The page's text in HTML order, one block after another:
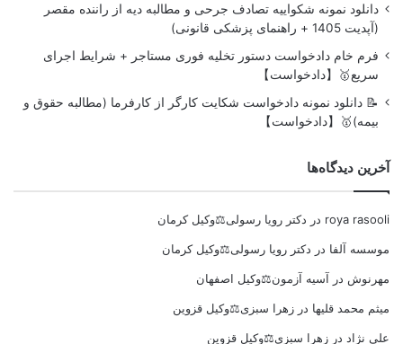
دانلود نمونه شکواییه تصادف جرحی و مطالبه دیه از راننده مقصر
(آپدیت 1405 + راهنمای پزشکی قانونی)
فرم خام دادخواست دستور تخلیه فوری مستاجر + شرایط اجرای
سریع🥇【دادخواست】
📝 دانلود نمونه دادخواست شکایت کارگر از کارفرما (مطالبه حقوق و
بیمه)🥇【دادخواست】
آخرین دیدگاه‌ها
roya rasooli در دکتر رویا رسولی⚖️وکیل کرمان
موسسه آلفا در دکتر رویا رسولی⚖️وکیل کرمان
مهرنوش در آسیه آزمون⚖️وکیل اصفهان
میثم محمد قلیها در زهرا سبزی⚖️وکیل قزوین
علی نژاد در زهرا سبزی⚖️وکیل قزوین